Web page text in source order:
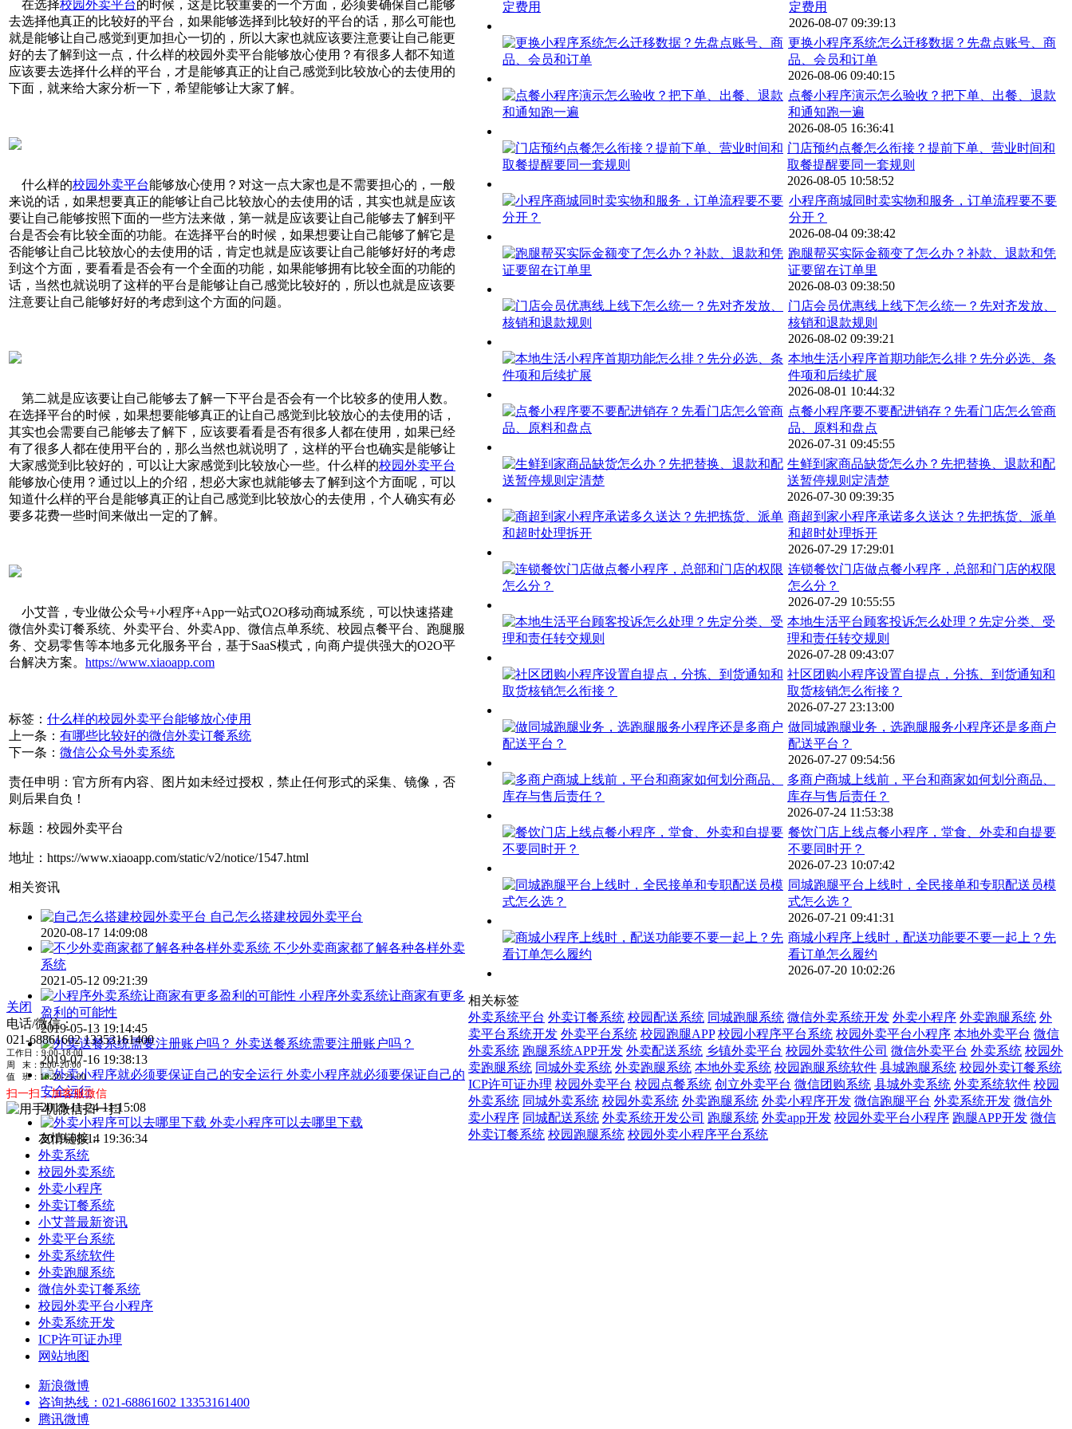
在选择校园外卖平台的时候，这是比较重要的一个方面，必须要确保自己能够
去选择他真正的比较好的平台，如果能够选择到比较好的平台的话，那么可能也
就是能够让自己感觉到更加担心一切的，所以大家也就应该要注意要让自己能更
好的去了解到这一点，什么样的校园外卖平台能够放心使用？有很多人都不知道
应该要去选择什么样的平台，才是能够真正的让自己感觉到比较放心的去使用的
下面，就来给大家分析一下，希望能够让大家了解。
什么样的校园外卖平台能够放心使用？对这一点大家也是不需要担心的，一般
来说的话，如果想要真正的能够让自己比较放心的去使用的话，其实也就是应该
要让自己能够按照下面的一些方法来做，第一就是应该要让自己能够去了解到平
台是否会有比较全面的功能。在选择平台的时候，如果想要让自己能够了解它是
否能够让自己比较放心的去使用的话，肯定也就是应该要让自己能够好好的考虑
到这个方面，要看看是否会有一个全面的功能，如果能够拥有比较全面的功能的
话，当然也就说明了这样的平台是能够让自己感觉比较好的，所以也就是应该要
注意要让自己能够好好的考虑到这个方面的问题。
第二就是应该要让自己能够去了解一下平台是否会有一个比较多的使用人数。
在选择平台的时候，如果想要能够真正的让自己感觉到比较放心的去使用的话，
其实也会需要自己能够去了解下，应该要看看是否有很多人都在使用，如果已经
有了很多人都在使用平台的，那么当然也就说明了，这样的平台也确实是能够让
大家感觉到比较好的，可以让大家感觉到比较放心一些。什么样的校园外卖平台
能够放心使用？通过以上的介绍，想必大家也就能够去了解到这个方面呢，可以
知道什么样的平台是能够真正的让自己感觉到比较放心的去使用，个人确实有必
要多花费一些时间来做出一定的了解。
小艾普，专业做公众号+小程序+App一站式O2O移动商城系统，可以快速搭建
微信外卖订餐系统、外卖平台、外卖App、微信点单系统、校园点餐平台、跑腿服
务、交易零售等本地多元化服务平台，基于SaaS模式，向商户提供强大的O2O平
台解决方案。 https://www.xiaoapp.com
标签： 什么样的校园外卖平台能够放心使用
上一条： 有哪些比较好的微信外卖订餐系统
下一条： 微信公众号外卖系统
责任申明：官方所有内容、图片如未经过授权，禁止任何形式的采集、镜像，否
则后果自负！
标题：校园外卖平台
地址：https://www.xiaoapp.com/static/v2/notice/1547.html
相关资讯
自己怎么搭建校园外卖平台
2020-08-17 14:09:08
不少外卖商家都了解各种各样外卖
系统
2021-05-12 09:21:39
小程序外卖系统让商家有更多
盈利的可能性
2019-05-13 19:14:45
外卖送餐系统需要注册账户吗？
2019-07-16 19:38:13
外卖小程序就必须要保证自己的
安全运行
2019-11-24 11:15:08
外卖小程序可以去哪里下载
2019-08-14 19:36:34
定费用
2026-08-07 09:39:13
更换小程序系统怎么迁移数据？先盘点账号、商
品、会员和订单
2026-08-06 09:40:15
点餐小程序演示怎么验收？把下单、出餐、退款
和通知跑一遍
2026-08-05 16:36:41
门店预约点餐怎么衔接？提前下单、营业时间和
取餐提醒要同一套规则
2026-08-05 10:58:52
小程序商城同时卖实物和服务，订单流程要不要
分开？
2026-08-04 09:38:42
跑腿帮买实际金额变了怎么办？补款、退款和凭
证要留在订单里
2026-08-03 09:38:50
门店会员优惠线上线下怎么统一？先对齐发放、
核销和退款规则
2026-08-02 09:39:21
本地生活小程序首期功能怎么排？先分必选、条
件项和后续扩展
2026-08-01 10:44:32
点餐小程序要不要配进销存？先看门店怎么管商
品、原料和盘点
2026-07-31 09:45:55
生鲜到家商品缺货怎么办？先把替换、退款和配
送暂停规则定清楚
2026-07-30 09:39:35
商超到家小程序承诺多久送达？先把拣货、派单
和超时处理拆开
2026-07-29 17:29:01
连锁餐饮门店做点餐小程序，总部和门店的权限
怎么分？
2026-07-29 10:55:55
本地生活平台顾客投诉怎么处理？先定分类、受
理和责任转交规则
2026-07-28 09:43:07
社区团购小程序设置自提点，分拣、到货通知和
取货核销怎么衔接？
2026-07-27 23:13:00
做同城跑腿业务，选跑腿服务小程序还是多商户
配送平台？
2026-07-27 09:54:56
多商户商城上线前，平台和商家如何划分商品、
库存与售后责任？
2026-07-24 11:53:38
餐饮门店上线点餐小程序，堂食、外卖和自提要
不要同时开？
2026-07-23 10:07:42
同城跑腿平台上线时，全民接单和专职配送员模
式怎么选？
2026-07-21 09:41:31
商城小程序上线时，配送功能要不要一起上？先
看订单怎么履约
2026-07-20 10:02:26
相关标签
外卖系统平台 外卖订餐系统 校园配送系统 同城跑腿系统 微信外卖系统开发 外卖小程序 外卖跑腿系统 外
卖平台系统开发 外卖平台系统 校园跑腿APP 校园小程序平台系统 校园外卖平台小程序 本地外卖平台 微信
外卖系统 跑腿系统APP开发 外卖配送系统 乡镇外卖平台 校园外卖软件公司 微信外卖平台 外卖系统 校园外
卖跑腿系统 同城外卖系统 外卖跑腿系统 本地外卖系统 校园跑腿系统软件 县城跑腿系统 校园外卖订餐系统
ICP许可证办理 校园外卖平台 校园点餐系统 创立外卖平台 微信团购系统 县城外卖系统 外卖系统软件 校园
外卖系统 同城外卖系统 校园外卖系统 外卖跑腿系统 外卖小程序开发 微信跑腿平台 外卖系统开发 微信外
卖小程序 同城配送系统 外卖系统开发公司 跑腿系统 外卖app开发 校园外卖平台小程序 跑腿APP开发 微信
外卖订餐系统 校园跑腿系统 校园外卖小程序平台系统
关闭
电话/微信：
021-68861602 13353161400
工作日：9:00-18:00
周 末：9:00-20:00
值 班：18:30-21:00
扫一扫，加客服微信
友情链接 :
外卖系统
校园外卖系统
外卖小程序
外卖订餐系统
小艾普最新资讯
外卖平台系统
外卖系统软件
外卖跑腿系统
微信外卖订餐系统
校园外卖平台小程序
外卖系统开发
ICP许可证办理
网站地图
新浪微博
咨询热线：021-68861602 13353161400
腾讯微博